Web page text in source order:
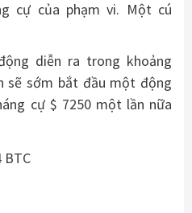
cự của phạm vi. Một cú
diễn ra trong khoảng
sẽ sớm bắt đầu một động
cự $ 7250 một lần nữa